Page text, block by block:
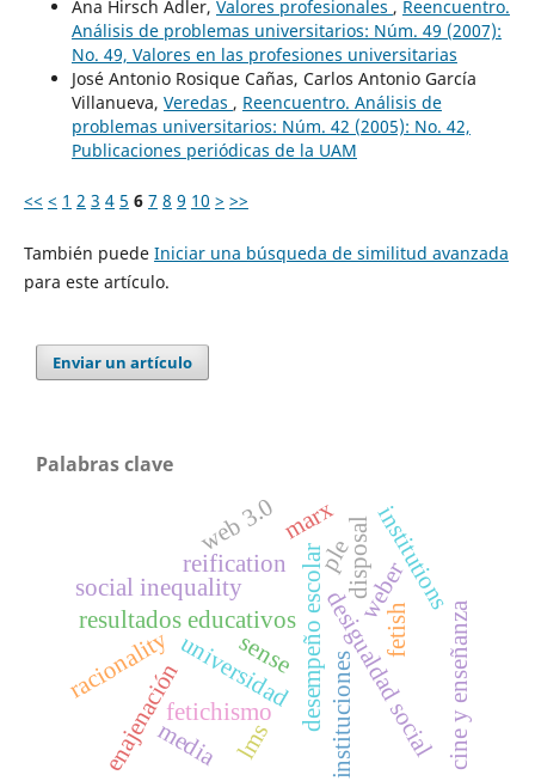
Ana Hirsch Adler, Valores profesionales , Reencuentro.
Análisis de problemas universitarios: Núm. 49 (2007):
No. 49, Valores en las profesiones universitarias
José Antonio Rosique Cañas, Carlos Antonio García
Villanueva, Veredas , Reencuentro. Análisis de
problemas universitarios: Núm. 42 (2005): No. 42,
Publicaciones periódicas de la UAM
<< < 1 2 3 4 5 6 7 8 9 10 > >>
También puede Iniciar una búsqueda de similitud avanzada
para este artículo.
Enviar un artículo
Palabras clave
universidad
fetichismo
resultados educativos desempeño escolar
social inequality desigualdad social
racionality
weber
institutions
instituciones
fetish
disposal
reification
enajenación
marx
media cine y enseñanza
ple
lms
web 3.0
sense